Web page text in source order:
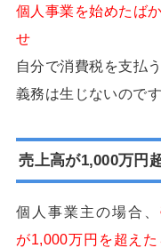
個人事業を始めたば
自分で消費税を支払
義務は生じないのです
売上高が1,000万円
個人事業主の場合、
が1,000万円を超え